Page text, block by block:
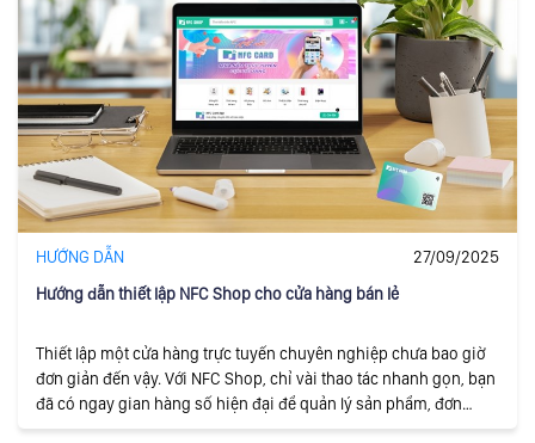
HƯỚNG DẪN
27/09/2025
Hướng dẫn thiết lập NFC Shop cho cửa hàng bán lẻ
Thiết lập một cửa hàng trực tuyến chuyên nghiệp chưa bao giờ
đơn giản đến vậy. Với NFC Shop, chỉ vài thao tác nhanh gọn, bạn
đã có ngay gian hàng số hiện đại để quản lý sản phẩm, đơn
hàng, quảng cáo và thông tin thương hiệu tất cả trong một hệ